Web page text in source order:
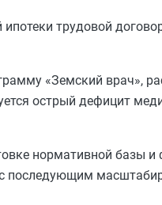
трудовой
«Земский врач»,
острый дефицит
нормативной базы
последующим